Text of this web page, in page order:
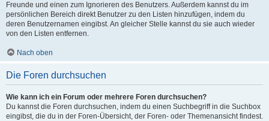
Freunde und einen zum Ignorieren des Benutzers. Außerdem kannst du im
persönlichen Bereich direkt Benutzer zu den Listen hinzufügen, indem du
deren Benutzernamen eingibst. An gleicher Stelle kannst du sie auch wieder
von den Listen entfernen.
Nach oben
Die Foren durchsuchen
Wie kann ich ein Forum oder mehrere Foren durchsuchen?
Du kannst die Foren durchsuchen, indem du einen Suchbegriff in die Suchbox
eingibst, die du in der Foren-Übersicht, der Foren- oder Themenansicht findest.